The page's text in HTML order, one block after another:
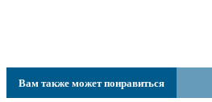
Вам также может понравиться